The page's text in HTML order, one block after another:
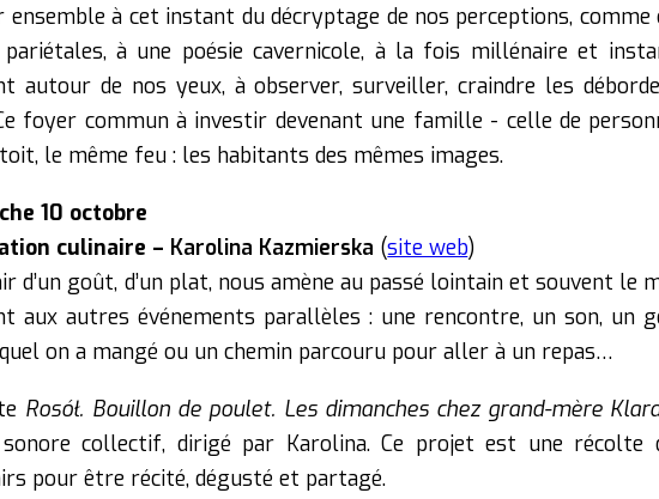
ensemble à cet instant du décryptage de nos perceptions,
à une poésie cavernicole, à la fois millénaire et
autour de nos yeux, à observer, surveiller, craindre les
foyer commun à investir devenant une famille - celle de
le même feu : les habitants des mêmes images.
10 octobre
culinaire – Karolina Kazmierska (site web)
d’un goût, d’un plat, nous amène au passé lointain et souvent le
aux autres événements parallèles : une rencontre, un son, un
on a mangé ou un chemin parcouru pour aller à un repas…
Rosół. Bouillon de poulet. Les dimanches chez grand-mère
collectif, dirigé par Karolina. Ce projet est une récolte
pour être récité, dégusté et partagé.